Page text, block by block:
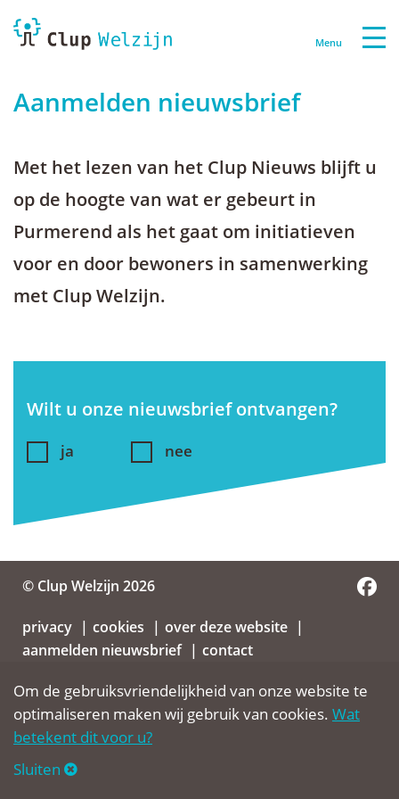
Menu
Aanmelden nieuwsbrief
Met het lezen van het Clup Nieuws blijft u
op de hoogte van wat er gebeurt in
Purmerend als het gaat om initiatieven
voor en door bewoners in samenwerking
met Clup Welzijn.
Wilt u onze nieuwsbrief ontvangen?
ja nee
© Clup Welzijn 2026
privacy cookies
over deze website
aanmelden nieuwsbrief
contact
Om de gebruiksvriendelijkheid van onze website te
optimaliseren maken wij gebruik van cookies. Wat
betekent dit voor u?
Sluiten